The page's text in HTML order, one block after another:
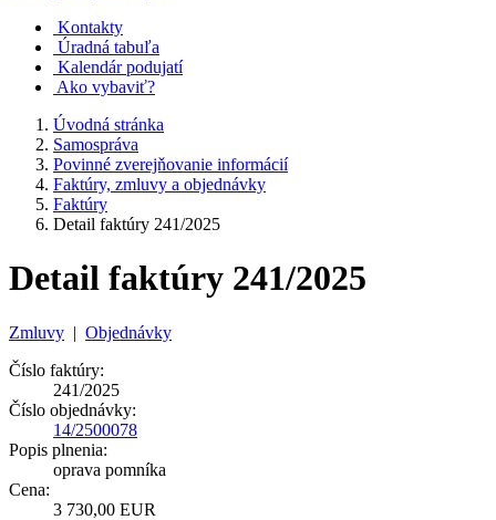
Kontakty
Úradná tabuľa
Kalendár podujatí
Ako vybaviť?
Úvodná stránka
Samospráva
Povinné zverejňovanie informácií
Faktúry, zmluvy a objednávky
Faktúry
Detail faktúry 241/2025
Detail faktúry 241/2025
Zmluvy | Objednávky
Číslo faktúry:
241/2025
Číslo objednávky:
14/2500078
Popis plnenia:
oprava pomníka
Cena:
3 730,00 EUR